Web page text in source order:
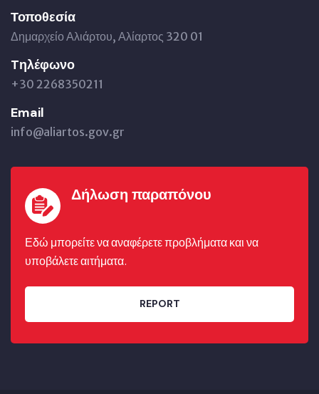
Τοποθεσία
Δημαρχείο Αλιάρτου, Αλίαρτος 320 01
Tηλέφωνο
+30 2268350211
Email
info@aliartos.gov.gr
Δήλωση παραπόνου
Εδώ μπορείτε να αναφέρετε προβλήματα και να
υποβάλετε αιτήματα.
REPORT